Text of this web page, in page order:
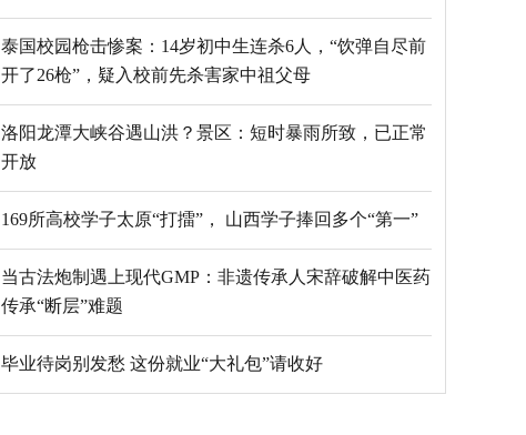
泰国校园枪击惨案：14岁初中生连杀6人，“饮弹自尽前
开了26枪”，疑入校前先杀害家中祖父母
洛阳龙潭大峡谷遇山洪？景区：短时暴雨所致，已正常
开放
169所高校学子太原“打擂”， 山西学子捧回多个“第一”
当古法炮制遇上现代GMP：非遗传承人宋辞破解中医药
传承“断层”难题
毕业待岗别发愁 这份就业“大礼包”请收好